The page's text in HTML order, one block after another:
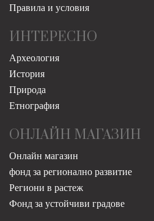
Правила и условия
ИНТЕРЕСНО
Археология
История
Природа
Етнография
ОНЛАЙН МАГАЗИН
Онлайн магазин
фонд за регионално развитие
Региони в растеж
Фонд за устойчиви градове